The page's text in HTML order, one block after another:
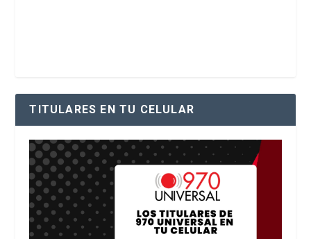
TITULARES EN TU CELULAR